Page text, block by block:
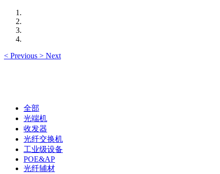
< Previous > Next
全部
光端机
收发器
光纤交换机
工业级设备
POE&AP
光纤辅材